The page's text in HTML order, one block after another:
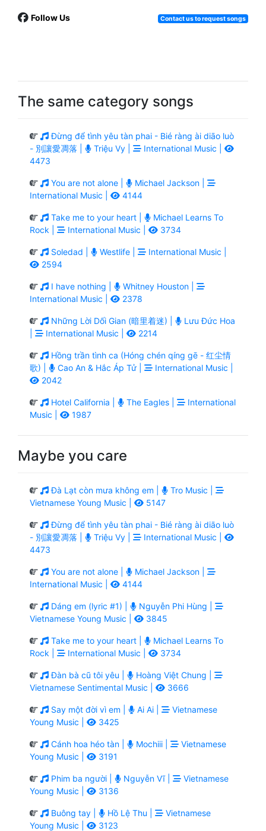
Follow Us Contact us to request songs
The same category songs
Đừng để tình yêu tàn phai - Bié ràng ài diāo luò
- 別讓愛凋落 |
Triệu Vy |
International Music |
4473
You are not alone |
Michael Jackson |
International Music |
4144
Take me to your heart |
Michael Learns To
Rock |
International Music | 3734
Soledad | Westlife |
International Music |
2594
I have nothing |
Whitney Houston |
International Music |
2378
Những Lời Dối Gian (暗里着迷) |
Lưu Đức Hoa
International Music | 2214
Hồng trần tình ca (Hóng chén qíng gē - 红尘情
歌) |
Cao An & Hắc Áp Tử |
International Music |
2042
Hotel California | The Eagles |
International
Music |
1987
Maybe you care
Đà Lạt còn mưa không em |
Tro Music |
Vietnamese Young Music |
5147
Đừng để tình yêu tàn phai - Bié ràng ài diāo luò
- 別讓愛凋落 |
Triệu Vy |
International Music |
4473
You are not alone |
Michael Jackson |
International Music |
4144
Dáng em (lyric #1) |
Nguyễn Phi Hùng |
Vietnamese Young Music |
3845
Take me to your heart |
Michael Learns To
Rock |
International Music | 3734
Đàn bà cũ tôi yêu |
Hoàng Việt Chung |
Vietnamese Sentimental Music |
3666
Say một đời vì em | Ai Ai |
Vietnamese
Young Music |
3425
Cánh hoa héo tàn | Mochiii |
Vietnamese
Young Music |
3191
Phim ba người | Nguyễn Vĩ |
Vietnamese
Young Music |
3136
Buông tay | Hồ Lệ Thu |
Vietnamese
Young Music |
3123